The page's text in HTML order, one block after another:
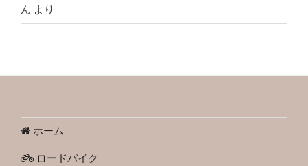
ん より
ホーム
ロードバイク